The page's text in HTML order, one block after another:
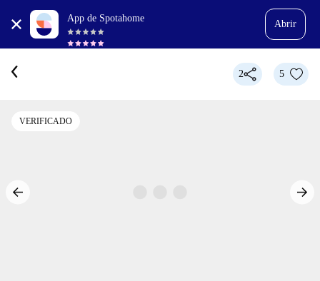
App de Spotahome
Abrir
2 5
VERIFICADO